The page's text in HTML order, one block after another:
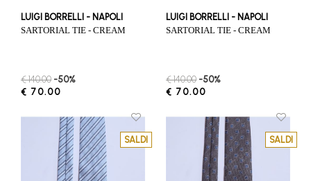
LUIGI BORRELLI - NAPOLI
SARTORIAL TIE - CREAM
€ 140.00 -50%
€ 70.00
LUIGI BORRELLI - NAPOLI
SARTORIAL TIE - CREAM
€ 140.00 -50%
€ 70.00
SALDI SALDI